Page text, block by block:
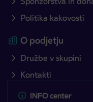
Politika kakovosti
O podjetju
Družbe v skupini
Kontakti
INFO center